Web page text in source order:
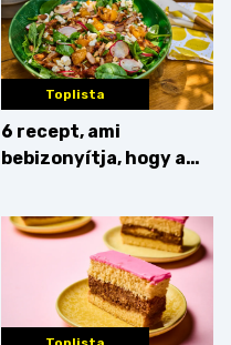
Toplista
6 recept, ami
bebizonyítja, hogy a
zseniális